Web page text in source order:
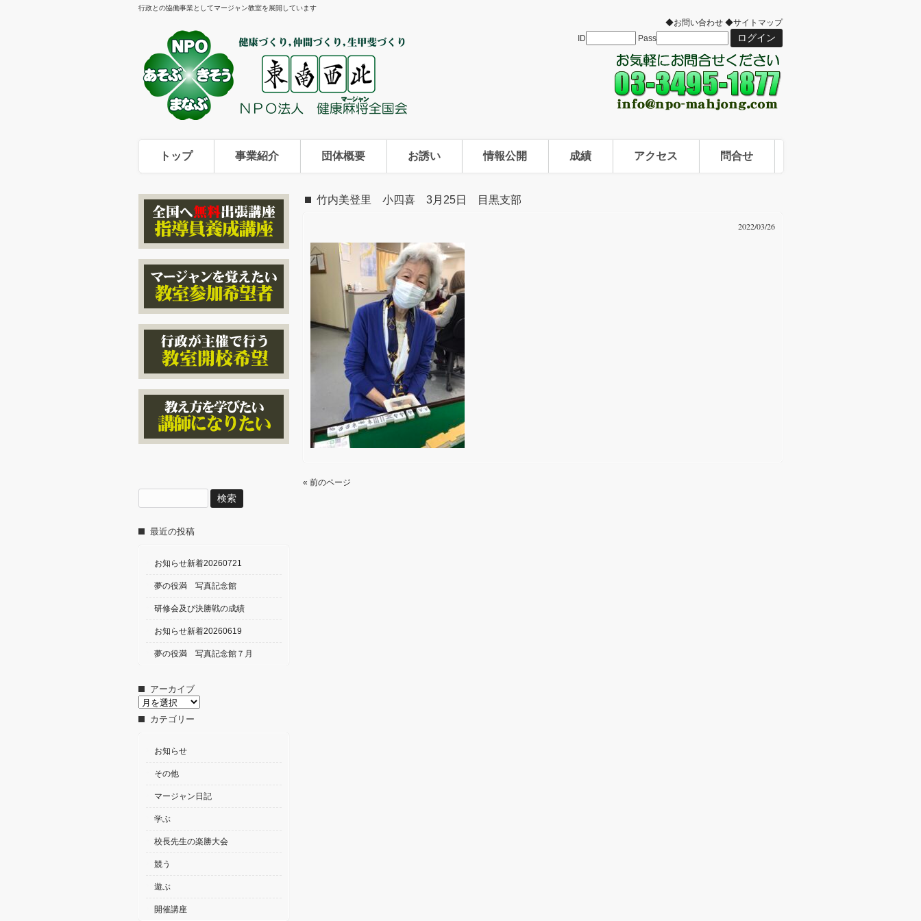
行政との協働事業としてマージャン教室を展開しています
◆お問い合わせ ◆サイトマップ
ID
Pass
トップ 事業紹介 団体概要 お誘い 情報公開 成績 アクセス 問合せ
竹内美登里 小四喜 3月25日 目黒支部
2022/03/26
« 前のページ
索:
最近の投稿
お知らせ新着20260721
夢の役満 写真記念館
研修会及び決勝戦の成績
お知らせ新着20260619
夢の役満 写真記念館７月
アーカイブ
ア
カテゴリー
お知らせ
その他
マージャン日記
学ぶ
校長先生の楽勝大会
競う
遊ぶ
開催講座